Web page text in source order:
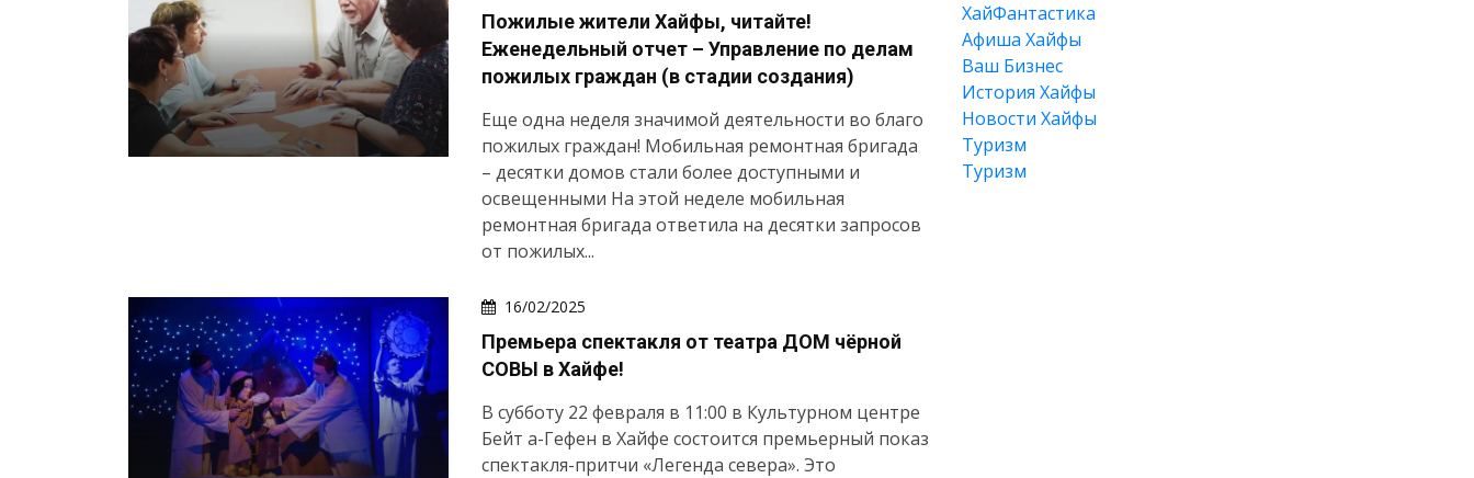
Пожилые жители Хайфы, читайте!
Еженедельный отчет – Управление по делам
пожилых граждан (в стадии создания)
Еще одна неделя значимой деятельности во благо
пожилых граждан! Мобильная ремонтная бригада
– десятки домов стали более доступными и
освещенными На этой неделе мобильная
ремонтная бригада ответила на десятки запросов
от пожилых...
16/02/2025
Премьера спектакля от театра ДОМ чёрной
СОВЫ в Хайфе!
В субботу 22 февраля в 11:00 в Культурном центре
Бейт а-Гефен в Хайфе состоится премьерный показ
спектакля-притчи «Легенда севера». Это
XайФантастика
Афиша Хайфы
Ваш Бизнес
История Хайфы
Новости Хайфы
Туризм
Туризм